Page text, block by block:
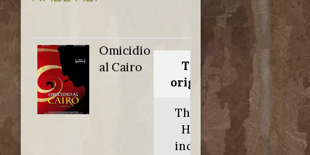
Omicidio
al Cairo
Titolo
originale:
The Nile
Hilton
incident